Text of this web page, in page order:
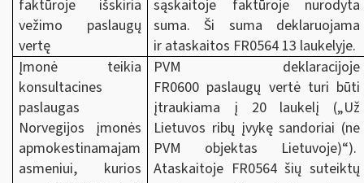
faktūroje išskiria
vežimo paslaugų
vertę
sąskaitoje faktūroje nurodyta
suma. Ši suma deklaruojama
ir ataskaitos FR0564 13 laukelyje.
Įmonė teikia
konsultacines
paslaugas
Norvegijos įmonės
apmokestinamajam
asmeniui, kurios
PVM deklaracijoje
FR0600 paslaugų vertė turi būti
įtraukiama į 20 laukelį („Už
Lietuvos ribų įvykę sandoriai (ne
PVM objektas Lietuvoje)“).
Ataskaitoje FR0564 šių suteiktų